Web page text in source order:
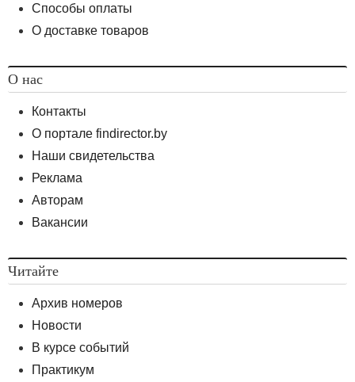
Способы оплаты
О доставке товаров
О нас
Контакты
О портале findirector.by
Наши свидетельства
Реклама
Авторам
Вакансии
Читайте
Архив номеров
Новости
В курсе событий
Практикум